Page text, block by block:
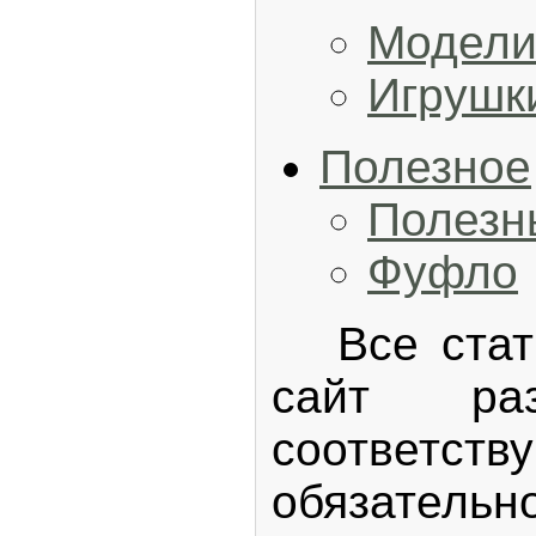
Модели
Полезное
Фуфло
Все
сайт